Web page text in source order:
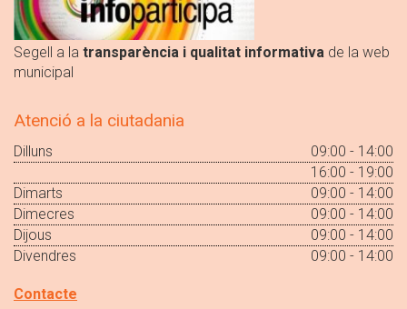
Segell a la transparència i qualitat informativa de la web
municipal
Atenció a la ciutadania
Dilluns
09:00 - 14:00
16:00 - 19:00
Dimarts
09:00 - 14:00
Dimecres
09:00 - 14:00
Dijous
09:00 - 14:00
Divendres
09:00 - 14:00
Contacte